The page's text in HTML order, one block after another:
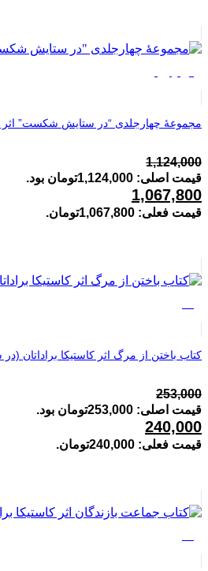
مجموعۀ چهارجلدی “در ستایش شکست” اثر
1,124,000
قیمت اصلی: 1,124,000تومان بود.
1,067,800
قیمت فعلی: 1,067,800تومان.
کتاب باختن از مرگ اثر کاستیکا
253,000
قیمت اصلی: 253,000تومان بود.
240,000
قیمت فعلی: 240,000تومان.